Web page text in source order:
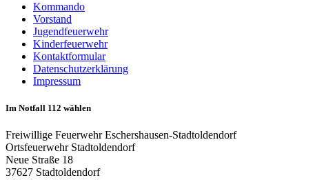
Kommando
Vorstand
Jugendfeuerwehr
Kinderfeuerwehr
Kontaktformular
Datenschutzerklärung
Impressum
Im Notfall 112 wählen
Freiwillige Feuerwehr Eschershausen-Stadtoldendorf
Ortsfeuerwehr Stadtoldendorf
Neue Straße 18
37627 Stadtoldendorf